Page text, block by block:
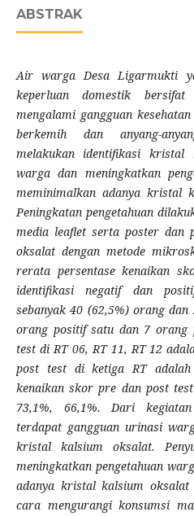
ABSTRAK
Air warga Desa Ligarmukti
keperluan domestik
mengalami gangguan
berkemih dan anyang-
melakukan identifikasi
warga dan meningkatkan
meminimalkan adanya kristal
Peningkatan pengetahuan
media leaflet serta poster dan
oksalat dengan metode
rerata persentase kenaikan
identifikasi negatif dan
sebanyak 40 (62,5%) orang
orang positif satu dan 7
test di RT 06, RT 11, RT 12
post test di ketiga RT
kenaikan skor pre dan post
73,1%, 66,1%. Dari
terdapat gangguan urinasi
kristal kalsium oksalat.
meningkatkan pengetahuan
adanya kristal kalsium
cara mengurangi konsumsi